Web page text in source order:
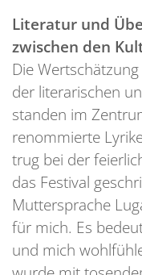
Literatur und
zwischen den
Die
der literarischen
standen im
renommierte
trug bei der
das Festival
Muttersprache
für mich. Es
und mich